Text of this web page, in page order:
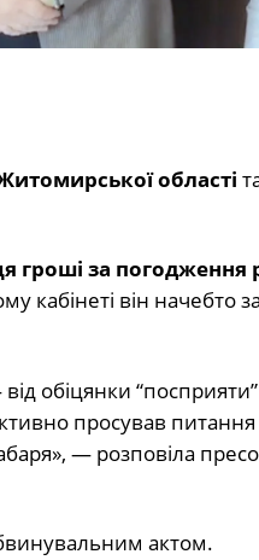
Житомирської області
гроші за погодження
кабінеті він
обіцянки
просував
— розповіла
актом.